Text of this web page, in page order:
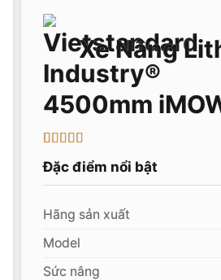
Xe Nâng
4500mm
trên 5 dựa
trênđánh
giá
Đặc điểm nổi bật
Hãng sản xuất
Model
Sức nâng